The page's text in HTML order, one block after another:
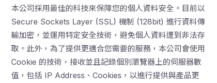
本公司採用最佳的科技來保障您的個人資料安全。目前以
Secure Sockets Layer (SSL) 機制 (128bit) 進行資料傳
輸加密，並運用特定安全技術，避免個人資料遭到非法存
取。此外，為了提供更適合您需要的服務，本公司會使用
Cookie 的技術，接收並且記錄個別瀏覽器上的伺服器數
值，包括 IP Address、Cookies，以進行提供與產品更